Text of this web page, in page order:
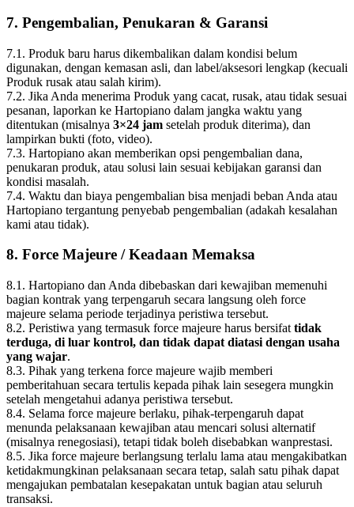
7. Pengembalian, Penukaran & Garansi
7.1. Produk baru harus dikembalikan dalam kondisi belum
digunakan, dengan kemasan asli, dan label/aksesori lengkap (kecuali
Produk rusak atau salah kirim).
7.2. Jika Anda menerima Produk yang cacat, rusak, atau tidak sesuai
pesanan, laporkan ke Hartopiano dalam jangka waktu yang
ditentukan (misalnya 3×24 jam setelah produk diterima), dan
lampirkan bukti (foto, video).
7.3. Hartopiano akan memberikan opsi pengembalian dana,
penukaran produk, atau solusi lain sesuai kebijakan garansi dan
kondisi masalah.
7.4. Waktu dan biaya pengembalian bisa menjadi beban Anda atau
Hartopiano tergantung penyebab pengembalian (adakah kesalahan
kami atau tidak).
8. Force Majeure / Keadaan Memaksa
8.1. Hartopiano dan Anda dibebaskan dari kewajiban memenuhi
bagian kontrak yang terpengaruh secara langsung oleh force
majeure selama periode terjadinya peristiwa tersebut.
8.2. Peristiwa yang termasuk force majeure harus bersifat tidak
terduga, di luar kontrol, dan tidak dapat diatasi dengan usaha
yang wajar.
8.3. Pihak yang terkena force majeure wajib memberi
pemberitahuan secara tertulis kepada pihak lain sesegera mungkin
setelah mengetahui adanya peristiwa tersebut.
8.4. Selama force majeure berlaku, pihak‑terpengaruh dapat
menunda pelaksanaan kewajiban atau mencari solusi alternatif
(misalnya renegosiasi), tetapi tidak boleh disebabkan wanprestasi.
8.5. Jika force majeure berlangsung terlalu lama atau mengakibatkan
ketidakmungkinan pelaksanaan secara tetap, salah satu pihak dapat
mengajukan pembatalan kesepakatan untuk bagian atau seluruh
transaksi.